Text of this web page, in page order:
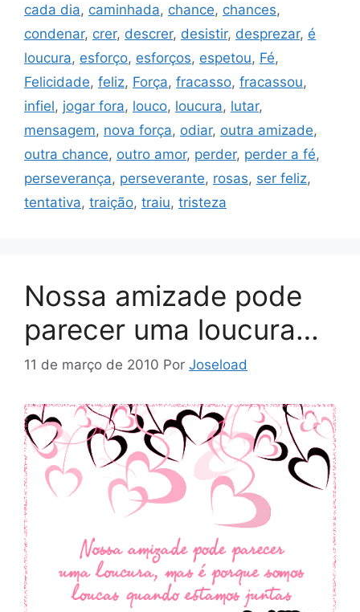
cada dia, caminhada, chance, chances,
condenar, crer, descrer, desistir, desprezar, é
loucura, esforço, esforços, espetou, Fé,
Felicidade, feliz, Força, fracasso, fracassou,
infiel, jogar fora, louco, loucura, lutar,
mensagem, nova força, odiar, outra amizade,
outra chance, outro amor, perder, perder a fé,
perseverança, perseverante, rosas, ser feliz,
tentativa, traição, traiu, tristeza
Nossa amizade pode
parecer uma loucura…
11 de março de 2010 Por Joseload